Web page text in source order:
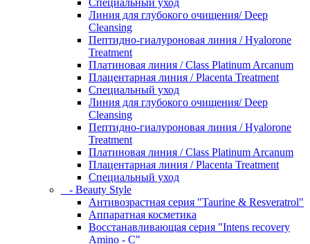
Специальный уход
Линия для глубокого очищения/ Deep
Cleansing
Пептидно-гиалуроновая линия / Hyalorone
Treatment
Платиновая линия / Class Platinum Arcanum
Плацентарная линия / Placenta Treatment
Специальный уход
Линия для глубокого очищения/ Deep
Cleansing
Пептидно-гиалуроновая линия / Hyalorone
Treatment
Платиновая линия / Class Platinum Arcanum
Плацентарная линия / Placenta Treatment
Специальный уход
- Beauty Style
Антивозрастная серия "Taurine & Resveratrol"
Аппаратная косметика
Восстанавливающая серия "Intens recovery
Amino - C"